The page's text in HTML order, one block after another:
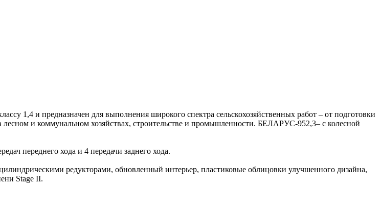
1,4 и предназначен для выполнения широкого спектра сельскохозяйственных работ – от подготовки
и коммунальном хозяйствах, строительстве и промышленности. БЕЛАРУС-952,3– с колесной
переднего хода и 4 передачи заднего хода.
редукторами, обновленный интерьер, пластиковые облицовки улучшенного дизайна,
Stage II.